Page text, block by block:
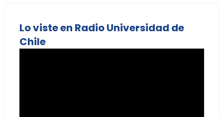
Lo viste en Radio Universidad de
Chile